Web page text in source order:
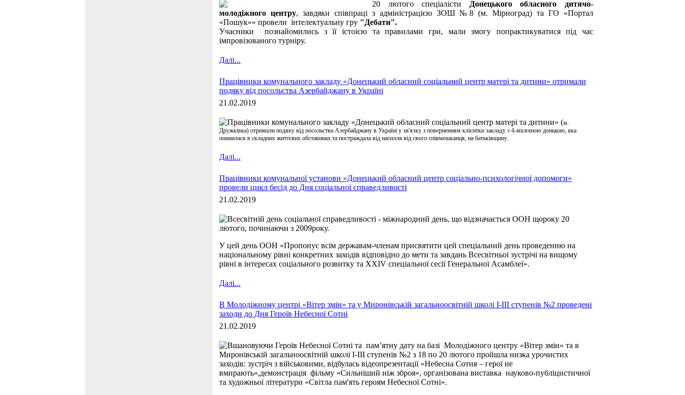
20 лютого спеціалісти
Донецького обласного дитячо-
молодіжного центру, завдяки співпраці з адміністрацією ЗОШ №8 (м. Мірноград) та ГО «Портал
«Пошук»» провели інтелектуальну гру "Дебати".
Учасники познайомились з її істоією та правилами гри, мали змогу попрактикуватися під час
імпровізованого турніру.
Далі...
Працівники комунального закладу «Донецький обласний соціальний центр матері та дитини» отримали
подяку від посольства Азербайджану в Україні
21.02.2019
Працівники комунального закладу «Донецький обласний соціальний центр матері та дитини» (м.
Дружківка) отримали подяку від посольства Азербайджану в Україні у зв'язку з поверненням клієнтки закладу з 4-місячною донькою, яка
опинилася в складних життєвих обставинах та постраждала від насилля від свого співмешканця, на батьківщину.
Далі...
Працівники комунальної установи «Донецький обласний центр соціально-психологічної допомоги»
провели цикл бесід до Дня соціальної справедливості
21.02.2019
Всесвітній день соціальної справедливості - міжнародний день, що відзначається ООН щороку 20
лютого, починаючи з 2009року.
У цей день ООН «Пропонує всім державам-членам присвятити цей спеціальний день проведенню на
національному рівні конкретних заходів відповідно до мети та завдань Всесвітньої зустрічі на вищому
рівні в інтересах соціального розвитку та XXIV спеціальної сесії Генеральної Асамблеї».
Далі...
В Молодіжному центрі «Вітер змін» та у Миронівській загальноосвітній школі І-ІІІ ступенів №2 проведені
заходи до Дня Героїв Небесної Сотні
21.02.2019
Вшановуючи Героїв Небесної Сотні та пам’ятну дату на базі Молодіжного центру «Вітер змін» та в
Миронівській загальноосвітній школі І-ІІІ ступенів №2 з 18 по 20 лютого пройшла низка урочистих
заходів: зустріч з військовими, відбулась відеопрезентації «Небесна Сотня – герої не
вмирають»,демонстрація фільму «Сильніший ніж зброя», організована виставка науково-публіцистичної
та художньої літератури «Світла пам'ять героям Небесної Сотні».